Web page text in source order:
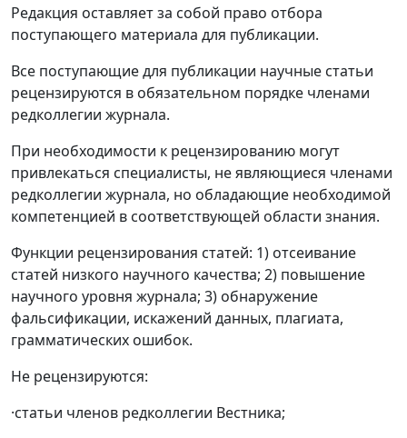
Редакция оставляет за собой право отбора
поступающего материала для публикации.
Все поступающие для публикации научные статьи
рецензируются в обязательном порядке членами
редколлегии журнала.
При необходимости к рецензированию могут
привлекаться специалисты, не являющиеся членами
редколлегии журнала, но обладающие необходимой
компетенцией в соответствующей области знания.
Функции рецензирования статей: 1) отсеивание
статей низкого научного качества; 2) повышение
научного уровня журнала; 3) обнаружение
фальсификации, искажений данных, плагиата,
грамматических ошибок.
Не рецензируются:
·статьи членов редколлегии Вестника;